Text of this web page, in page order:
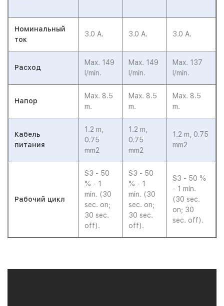
Номинальный
ток
3.0 A. 3.0 A. 3.0 A.
Расход
Max. 149
l/min.
Max. 149
l/min.
Max. 137
l/min.
Напор
Max. 8.5
m.
Max. 8.5
m.
Max. 8.5
m.
Кабель
питания
1.2 m,
0.75
mm2
1.2 m,
0.75
mm2
1.2 m, 0.75
mm2
Рабочий цикл
S3 - 50
% - 1
min. (30
sec. on;
30 sec.
off).
S3 - 50
% - 1
min. (30
sec. on;
30 sec.
off).
S3 - 50 %
- 1 min.
(30 sec.
on; 30
sec. off).